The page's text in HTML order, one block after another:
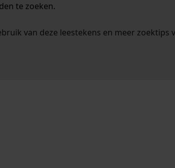
te zoeken.
van deze leestekens en meer zoektips